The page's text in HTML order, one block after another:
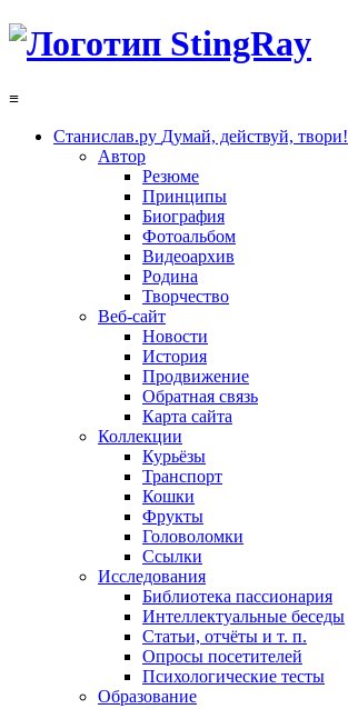
≡
Станислав.ру Думай, действуй, твори!
Автор
Резюме
Принципы
Биография
Фотоальбом
Видеоархив
Родина
Творчество
Веб-сайт
Новости
История
Продвижение
Обратная связь
Карта сайта
Коллекции
Курьёзы
Транспорт
Кошки
Фрукты
Головоломки
Ссылки
Исследования
Библиотека пассионария
Интеллектуальные беседы
Статьи, отчёты и т. п.
Опросы посетителей
Психологические тесты
Образование